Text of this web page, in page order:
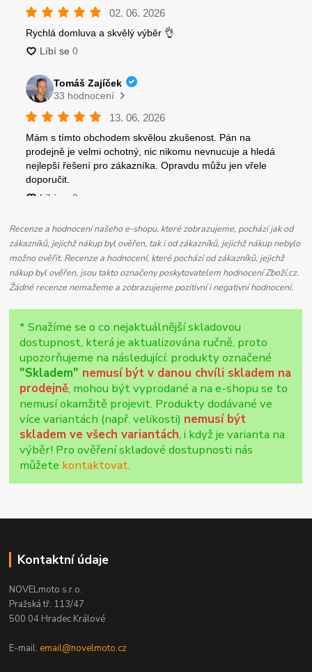
Recenze a hodnocení našeho e-shopu, které zobrazujeme, pochází jak od
zákazníků, jejichž nákup byl ověřen, tak i od zákazníků, jejichž nákup nebylo
možno ověřit. Recenze a hodnocení, které pochází od zákazníků, jejichž
nákup byl ověřen, jsou takto označeny poskytovatelem hodnocení Zboží.cz.
Žádné recenze nemažeme a zobrazujeme pozitivní i negativní hodnocení.
* Snažíme se o co nejaktuálnější skladovou
dostupnost, která je aktualizována ručně, proto
upozorňujeme na následující: produkty označené
"Skladem" nemusí být v danou chvíli skladem na
prodejně, mohou být vyprodané a na e-shopu se to
nemusí okamžitě projevit. Produkty dodávané ve
více variantách (např. velikosti) nemusí být
skladem ve všech variantách, i když je varianta na
výběr! Pro ověření skladové dostupnosti nás
můžete kontaktovat.
Kontaktní údaje
NOVELmoto s.r.o.
Pražská tř. 113/47
500 04 Hradec Králové
E-mail: email@novelmoto.cz